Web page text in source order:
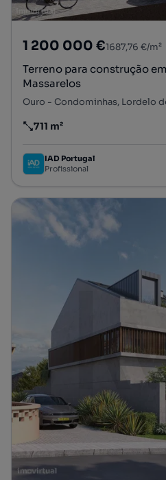
1 200 000 €1687,76 €/m²
Terreno para construção
Massarelos
Preço por metro quadrado
711 m²
IAD Portugal
Profissional